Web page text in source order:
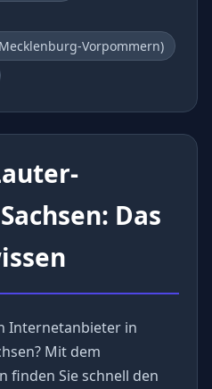
Vorpommern)
Das
Internetanbieter in
Mit dem
finden Sie schnell den